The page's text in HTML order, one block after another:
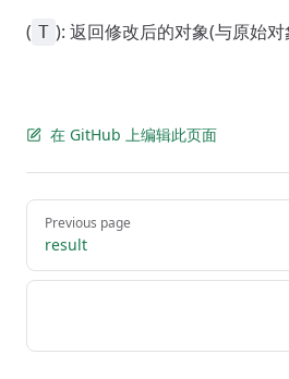
( T ): 返回修改后的对象(与原始对
在 GitHub 上编辑此页面
Pager
Previous page
result